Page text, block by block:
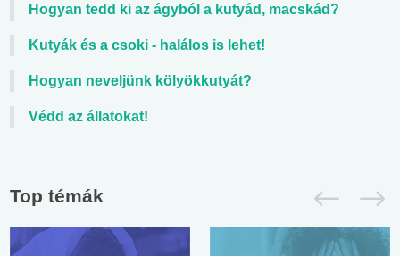
Hogyan tedd ki az ágyból a kutyád, macskád?
Kutyák és a csoki - halálos is lehet!
Hogyan neveljünk kölyökkutyát?
Védd az állatokat!
Top témák